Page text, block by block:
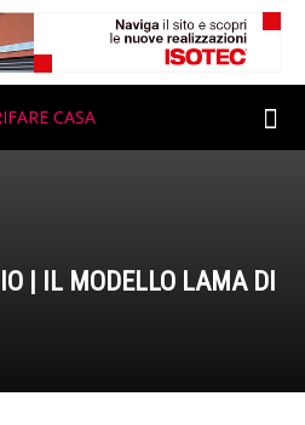
| IL MODELLO LAMA DI